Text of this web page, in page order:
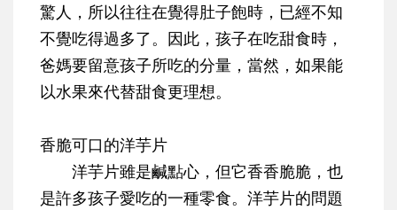
驚人，所以往往在覺得肚子飽時，已經不知
不覺吃得過多了。因此，孩子在吃甜食時，
爸媽要留意孩子所吃的分量，當然，如果能
以水果來代替甜食更理想。
香脆可口的洋芋片
洋芋片雖是鹹點心，但它香香脆脆，也
是許多孩子愛吃的一種零食。洋芋片的問題